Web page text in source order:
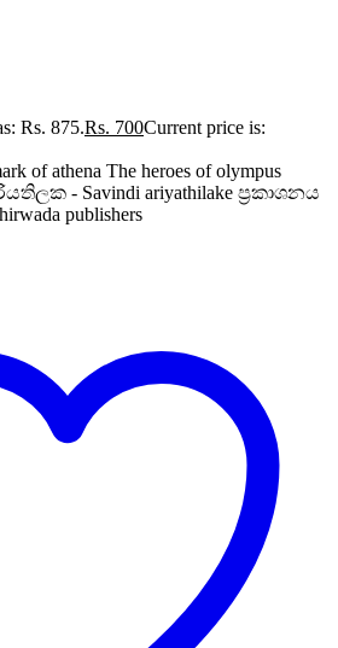
Rs. 875.Rs. 700Current price is:
of athena The heroes of olympus
- Savindi ariyathilake ප්‍රකාශනය
publishers